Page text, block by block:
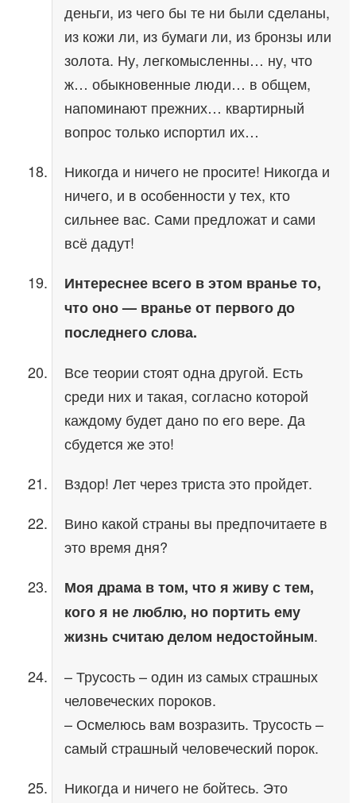
деньги, из чего бы те ни были сделаны,
из кожи ли, из бумаги ли, из бронзы или
золота. Ну, легкомысленны… ну, что
ж… обыкновенные люди… в общем,
напоминают прежних… квартирный
вопрос только испортил их…
Никогда и ничего не просите! Никогда и
ничего, и в особенности у тех, кто
сильнее вас. Сами предложат и сами
всё дадут!
Интереснее всего в этом вранье то,
что оно — вранье от первого до
последнего слова.
Все теории стоят одна другой. Есть
среди них и такая, согласно которой
каждому будет дано по его вере. Да
сбудется же это!
Вздор! Лет через триста это пройдет.
Вино какой страны вы предпочитаете в
это время дня?
Моя драма в том, что я живу с тем,
кого я не люблю, но портить ему
жизнь считаю делом недостойным.
– Трусость – один из самых страшных
человеческих пороков.
– Осмелюсь вам возразить. Трусость –
самый страшный человеческий порок.
Никогда и ничего не бойтесь. Это